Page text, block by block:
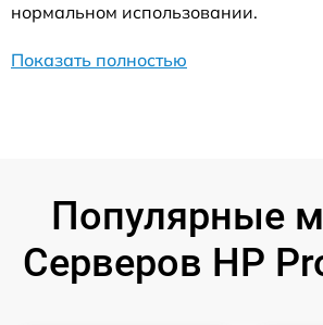
нормальном использовании.
Показать полностью
Популярные
Серверов HP